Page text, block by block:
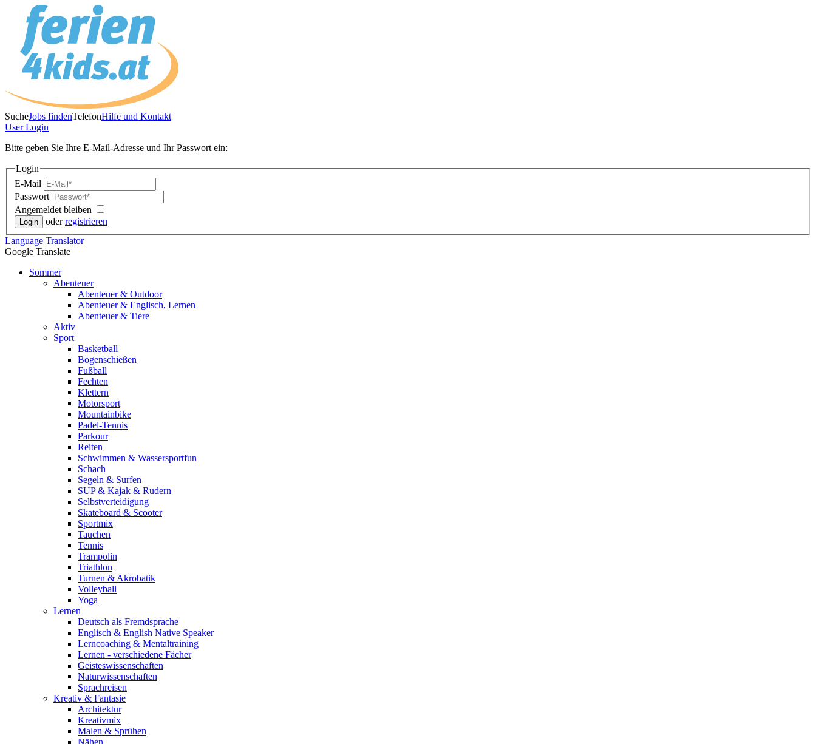
SucheJobs findenTelefonHilfe und Kontakt
UserLogin
Bitte geben Sie Ihre E-Mail-Adresse und Ihr Passwort ein:
Login
E-Mail
Passwort
Angemeldet bleiben
oderregistrieren
Language Translator
Google Translate
Sommer
Abenteuer
Abenteuer & Outdoor
Abenteuer & Englisch, Lernen
Abenteuer & Tiere
Aktiv
Sport
Basketball
Bogenschießen
Fußball
Fechten
Klettern
Motorsport
Mountainbike
Padel-Tennis
Parkour
Reiten
Schwimmen & Wassersportfun
Schach
Segeln & Surfen
SUP & Kajak & Rudern
Selbstverteidigung
Skateboard & Scooter
Sportmix
Tauchen
Tennis
Trampolin
Triathlon
Turnen & Akrobatik
Volleyball
Yoga
Lernen
Deutsch als Fremdsprache
Englisch & English Native Speaker
Lerncoaching & Mentaltraining
Lernen - verschiedene Fächer
Geisteswissenschaften
Naturwissenschaften
Sprachreisen
Kreativ & Fantasie
Architektur
Kreativmix
Malen & Sprühen
Nähen